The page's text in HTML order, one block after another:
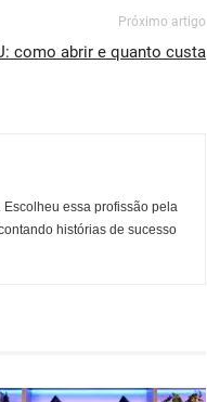
Próximo artigo
como abrir e quanto custa
essa profissão pela
histórias de sucesso